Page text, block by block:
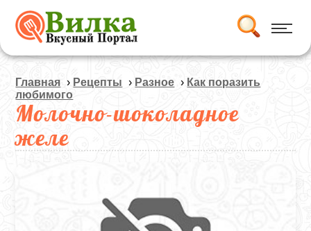
Главная › Рецепты › Разное › Как поразить
любимого
Молочно-шоколадное
желе